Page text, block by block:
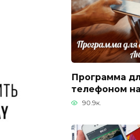
Программа
телефоном
90.9к.